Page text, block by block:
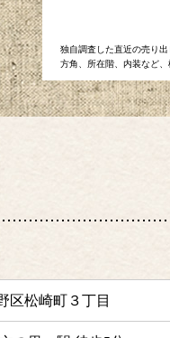
独自調査した直近の売り
方角、所在階、内装など
区松崎町３丁目